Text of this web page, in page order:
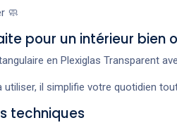
🧼
pour un intérieur bien
en Plexiglas Transparent
utiliser, il simplifie votre quotidien
techniques